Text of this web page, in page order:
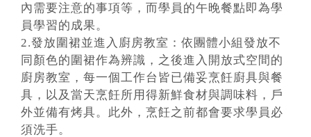
內需要注意的事項等，而學員的午晚餐點即為學
員學習的成果。
2.發放圍裙並進入廚房教室：依團體小組發放不
同顏色的圍裙作為辨識，之後進入開放式空間的
廚房教室，每一個工作台皆已備妥烹飪廚具與餐
具，以及當天烹飪所用得新鮮食材與調味料，戶
外並備有烤具。此外，烹飪之前都會要求學員必
須洗手。